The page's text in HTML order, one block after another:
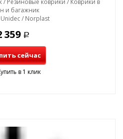
/ Резиновые коврики / Коврики в
и багажник
Unidec / Norplast
359 Р
сейчас
в 1 клик